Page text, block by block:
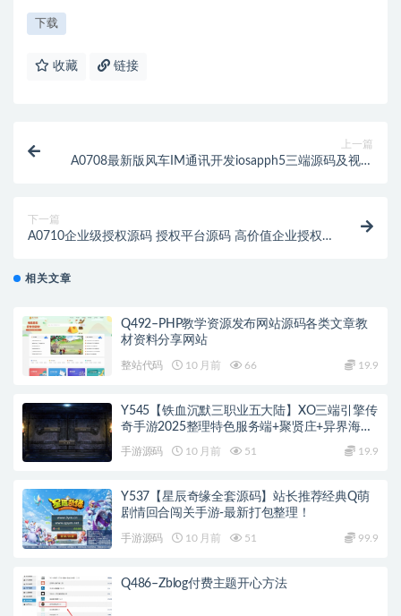
下载
收藏 链接
上一篇
A0708最新版风车IM通讯开发iosapph5三端源码及视频
下一篇
A0710企业级授权源码 授权平台源码 高价值企业授权
相关文章
Q492–PHP教学资源发布网站源码各类文章教
材资料分享网站
整站代码 10 月前 66 19.9
Y545【铁血沉默三职业五大陆】XO三端引擎传
奇手游2025整理特色服务端+聚贤庄+异界海岛
手游源码 10 月前 51 19.9
Y537【星辰奇缘全套源码】站长推荐经典Q萌
剧情回合闯关手游-最新打包整理！
手游源码 10 月前 51 99.9
Q486–Zblog付费主题开心方法